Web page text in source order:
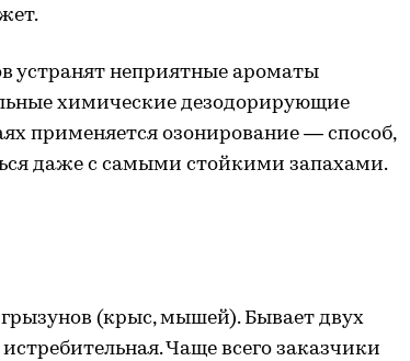
устранят неприятные ароматы
химические дезодорирующие
применяется озонирование — способ,
даже с самыми стойкими запахами.
(крыс, мышей). Бывает двух
Чаще всего заказчики